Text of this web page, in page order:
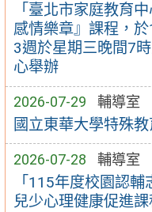
「臺北市家庭教育
感情樂章』課程，
3週於星期三晚間7
心舉辦
2026-07-29 輔導室
國立東華大學特殊
2026-07-28 輔導室
「115年度校園認
兒少心理健康促進課